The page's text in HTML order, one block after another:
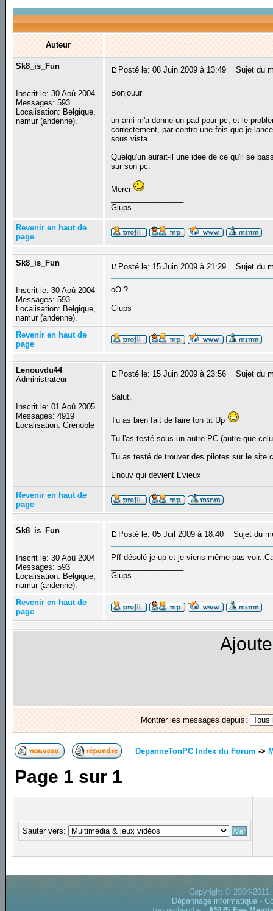
Auteur
Sk8_is_Fun
Inscrit le: 30 Aoû 2004
Messages: 593
Localisation: Belgique,
namur (andenne).
Posté le: 08 Juin 2009 à 13:49 Sujet du
Bonjouur
un ami m'a donne un pad pour pc, et le
correctement, par contre une fois que je
sous vista.
Quelqu'un aurait-il une idee de ce qu'il se
sur son pc.
Merci
Glups
Revenir en haut de
page
Sk8_is_Fun
Inscrit le: 30 Aoû 2004
Messages: 593
Localisation: Belgique,
namur (andenne).
Posté le: 15 Juin 2009 à 21:29 Sujet du
oO ?
Glups
Revenir en haut de
page
Lenouvdu44
Administrateur
Inscrit le: 01 Aoû 2005
Messages: 4919
Localisation: Grenoble
Posté le: 15 Juin 2009 à 23:56 Sujet du
Salut,
Tu as bien fait de faire ton tit Up
Tu l'as testé sous un autre PC (autre que
Tu as testé de trouver des pilotes sur le site
L'nouv qui devient L'vieux
Revenir en haut de
page
Sk8_is_Fun
Inscrit le: 30 Aoû 2004
Messages: 593
Localisation: Belgique,
namur (andenne).
Posté le: 05 Juil 2009 à 18:40 Sujet du
Pff désolé je up et je viens même pas
Glups
Revenir en haut de
page
Montrer les messages depuis:
DepanneTonPC Index du Forum ->
Page 1 sur 1
Sauter vers:
Copyright © 2004-
Dépannage informatique -